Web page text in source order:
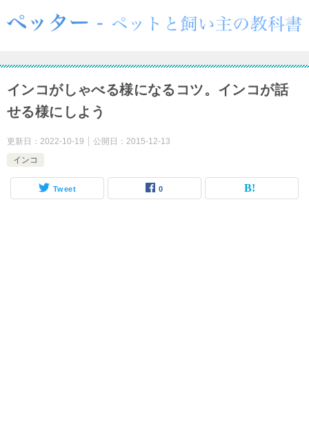
インコがしゃべる様になるコツ。インコが話
せる様にしよう
更新日： 2022-10-19 公開日： 2015-12-13
インコ
Tweet 0